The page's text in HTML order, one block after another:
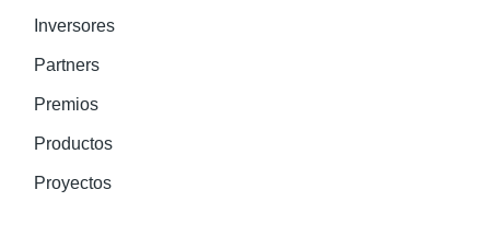
Inversores
Partners
Premios
Productos
Proyectos